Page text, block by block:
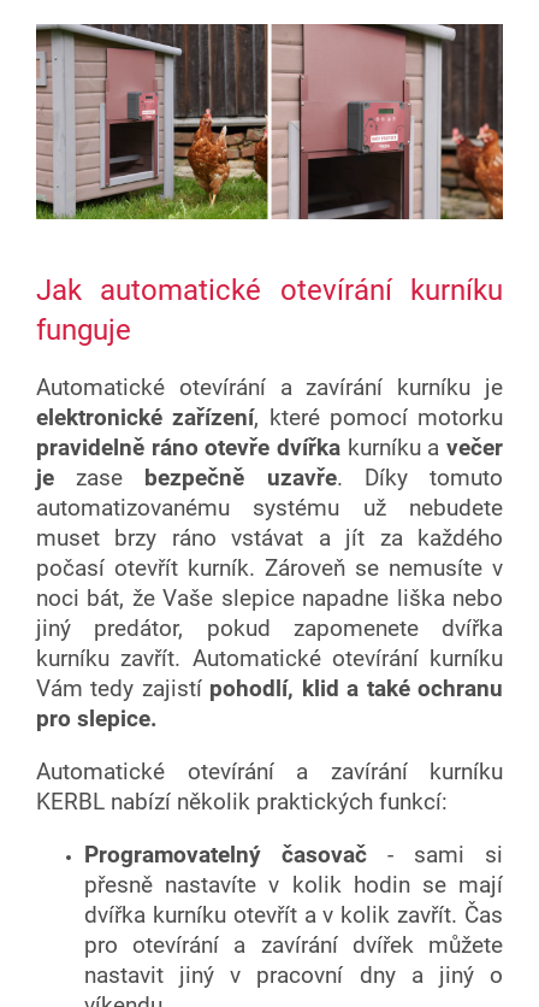
Jak automatické otevírání kurníku
funguje
Automatické otevírání a zavírání kurníku je
elektronické zařízení, které pomocí motorku
pravidelně ráno otevře dvířka kurníku a večer
je zase bezpečně uzavře. Díky tomuto
automatizovanému systému už nebudete
muset brzy ráno vstávat a jít za každého
počasí otevřít kurník. Zároveň se nemusíte v
noci bát, že Vaše slepice napadne liška nebo
jiný predátor, pokud zapomenete dvířka
kurníku zavřít. Automatické otevírání kurníku
Vám tedy zajistípohodlí, klid a také ochranu
pro slepice.
Automatické otevírání a zavírání kurníku
KERBL nabízí několik praktických funkcí:
Programovatelný časovač - sami si
přesně nastavíte v kolik hodin se mají
dvířka kurníku otevřít a v kolik zavřít. Čas
pro otevírání a zavírání dvířek můžete
nastavit jiný v pracovní dny a jiný o